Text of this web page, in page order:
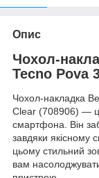
Опис
Чохол-
Tecno Pova
Чохол-накладка
Clear (708906) —
смартфона. Він
завдяки якісному
цьому стильний
вам